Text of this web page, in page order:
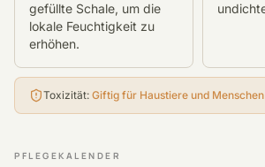
gefüllte Schale, um die
lokale Feuchtigkeit zu
erhöhen.
Toxizität: Giftig für Haustiere und Menschen
PFLEGEKALENDER